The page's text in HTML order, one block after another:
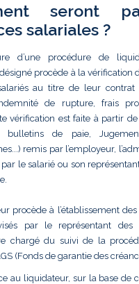
seront
salariales ?
d’une procédure de
procède à la vérification
au titre de leur contrat
de rupture, frais
vérification est faite à partir
bulletins de paie,
remis par l’employeur,
le salarié ou son
procède à l’établissement
par le représentant
chargé du suivi de la
(Fonds de garantie des
au liquidateur, sur la base de